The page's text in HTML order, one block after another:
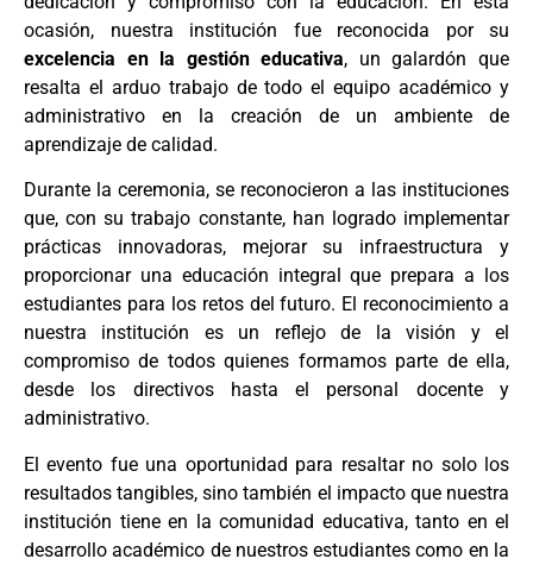
ocasión, nuestra institución fue reconocida por su
excelencia en la gestión educativa, un galardón que
resalta el arduo trabajo de todo el equipo académico y
administrativo en la creación de un ambiente de
aprendizaje de calidad.
Durante la ceremonia, se reconocieron a las instituciones
que, con su trabajo constante, han logrado implementar
prácticas innovadoras, mejorar su infraestructura y
proporcionar una educación integral que prepara a los
estudiantes para los retos del futuro. El reconocimiento a
nuestra institución es un reflejo de la visión y el
compromiso de todos quienes formamos parte de ella,
desde los directivos hasta el personal docente y
administrativo.
El evento fue una oportunidad para resaltar no solo los
resultados tangibles, sino también el impacto que nuestra
institución tiene en la comunidad educativa, tanto en el
desarrollo académico de nuestros estudiantes como en la